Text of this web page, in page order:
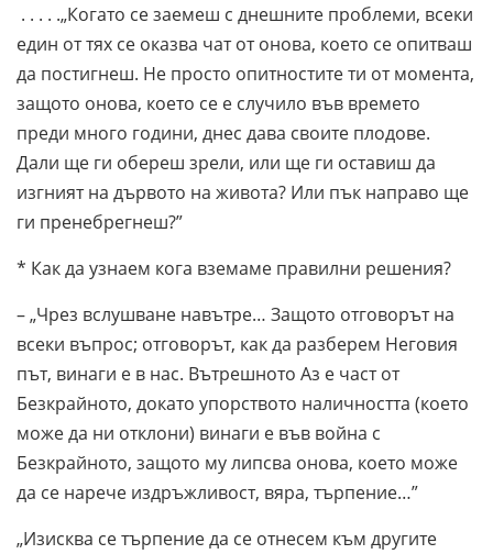
. . . . .„Когато се заемеш с днешните проблеми, всеки
един от тях се оказва чат от онова, което се опитваш
да постигнеш. Не просто опитностите ти от момента,
защото онова, което се е случило във времето
преди много години, днес дава своите плодове.
Дали ще ги обереш зрели, или ще ги оставиш да
изгният на дървото на живота? Или пък направо ще
ги пренебрегнеш?”
* Как да узнаем кога вземаме правилни решения?
– „Чрез вслушване навътре… Защото отговорът на
всеки въпрос; отговорът, как да разберем Неговия
път, винаги е в нас. Вътрешното Аз е част от
Безкрайното, докато упорството наличността (което
може да ни отклони) винаги е във война с
Безкрайното, защото му липсва онова, което може
да се нарече издръжливост, вяра, търпение…”
„Изисква се търпение да се отнесем към другите